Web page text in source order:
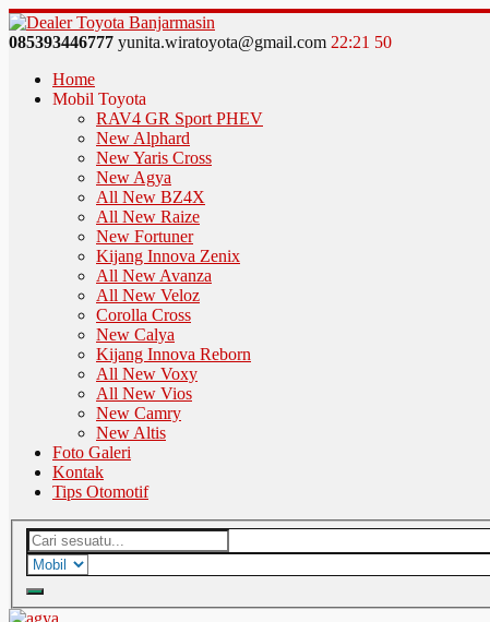
085393446777 yunita.wiratoyota@gmail.com 22:21 51
Home
Mobil Toyota
RAV4 GR Sport PHEV
New Alphard
New Yaris Cross
New Agya
All New BZ4X
All New Raize
New Fortuner
Kijang Innova Zenix
All New Avanza
All New Veloz
Corolla Cross
New Calya
Kijang Innova Reborn
All New Voxy
All New Vios
New Camry
New Altis
Foto Galeri
Kontak
Tips Otomotif